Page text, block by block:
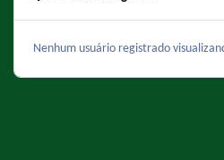
Nenhum usuário registrado